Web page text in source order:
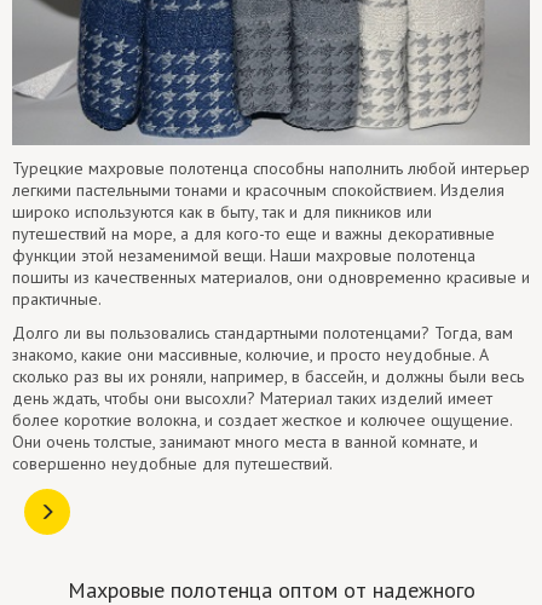
Турецкие махровые полотенца способны наполнить любой интерьер
легкими пастельными тонами и красочным спокойствием. Изделия
широко используются как в быту, так и для пикников или
путешествий на море, а для кого-то еще и важны декоративные
функции этой незаменимой вещи. Наши махровые полотенца
пошиты из качественных материалов, они одновременно красивые и
практичные.
Долго ли вы пользовались стандартными полотенцами? Тогда, вам
знакомо, какие они массивные, колючие, и просто неудобные. А
сколько раз вы их роняли, например, в бассейн, и должны были весь
день ждать, чтобы они высохли? Материал таких изделий имеет
более короткие волокна, и создает жесткое и колючее ощущение.
Они очень толстые, занимают много места в ванной комнате, и
совершенно неудобные для путешествий.
Махровые полотенца оптом от надежного